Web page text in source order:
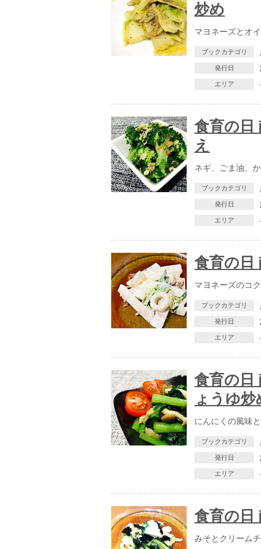
炒め
マヨネーズとオ
ブックカテゴリ
発行日
エリア
食育の日
え
ネギ、ごま油、
ブックカテゴリ
発行日
エリア
食育の日
マヨネーズのコ
ブックカテゴリ
発行日
エリア
食育の日
ょうゆ炒
にんにくの風味
ブックカテゴリ
発行日
エリア
食育の日
みそとクリーム